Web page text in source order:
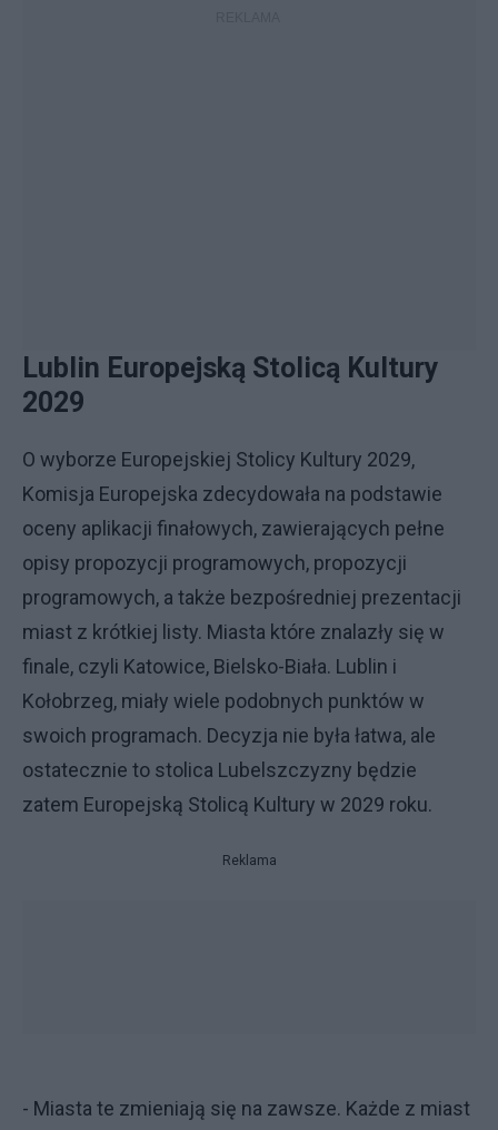
Lublin Europejską Stolicą Kultury
2029
O wyborze Europejskiej Stolicy Kultury 2029,
Komisja Europejska zdecydowała na podstawie
oceny aplikacji finałowych, zawierających pełne
opisy propozycji programowych, propozycji
programowych, a także bezpośredniej prezentacji
miast z krótkiej listy. Miasta które znalazły się w
finale, czyli Katowice, Bielsko-Biała. Lublin i
Kołobrzeg, miały wiele podobnych punktów w
swoich programach. Decyzja nie była łatwa, ale
ostatecznie to stolica Lubelszczyzny będzie
zatem Europejską Stolicą Kultury w 2029 roku.
Reklama
- Miasta te zmieniają się na zawsze. Każde z miast